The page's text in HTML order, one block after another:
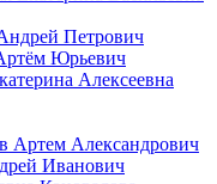
Петрович
Юрьевич
Алексеевна
Артем Александрович
Иванович